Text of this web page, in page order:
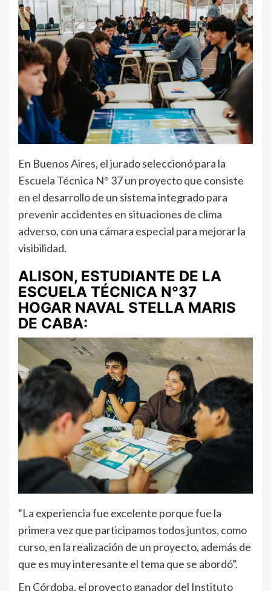
En Buenos Aires, el jurado seleccionó para la
Escuela Técnica N° 37 un proyecto que consiste
en el desarrollo de un sistema integrado para
prevenir accidentes en situaciones de clima
adverso, con una cámara especial para mejorar la
visibilidad.
ALISON, ESTUDIANTE DE LA
ESCUELA TÉCNICA N°37
HOGAR NAVAL STELLA MARIS
DE CABA:
“La experiencia fue excelente porque fue la
primera vez que participamos todos juntos, como
curso, en la realización de un proyecto, además de
que es muy interesante el tema que se abordó”.
En Córdoba, el proyecto ganador del Instituto